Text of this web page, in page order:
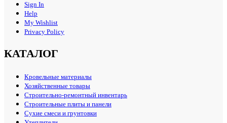
Sign In
Help
My Wishlist
Privacy Policy
КАТАЛОГ
Кровельные материалы
Хозяйственные товары
Строительно-ремонтный инвентарь
Строительные плиты и панели
Сухие смеси и грунтовки